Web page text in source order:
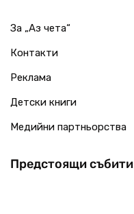
За „Аз чета“
Контакти
Реклама
Детски книги
Медийни партньорства
Предстоящи